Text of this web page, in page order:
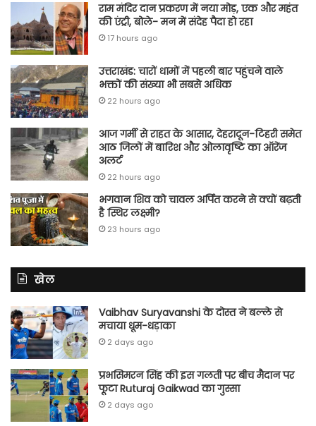
राम मंदिर दान प्रकरण में नया मोड़, एक और महंत
की एंट्री, बोले- मन में संदेह पैदा हो रहा
17 hours ago
उत्तराखंड: चारों धामों में पहली बार पहुंचने वाले
भक्तों की संख्या भी सबसे अधिक
22 hours ago
आज गर्मी से राहत के आसार, देहरादून-टिहरी समेत
आठ जिलों में बारिश और ओलावृष्टि का ऑरेंज
अलर्ट
22 hours ago
भगवान शिव को चावल अर्पित करने से क्यों बढ़ती
है स्थिर लक्ष्मी?
23 hours ago
खेल
Vaibhav Suryavanshi के दोस्त ने बल्ले से
मचाया धूम-धड़ाका
2 days ago
प्रभसिमरन सिंह की इस गलती पर बीच मैदान पर
फूटा Ruturaj Gaikwad का गुस्सा
2 days ago